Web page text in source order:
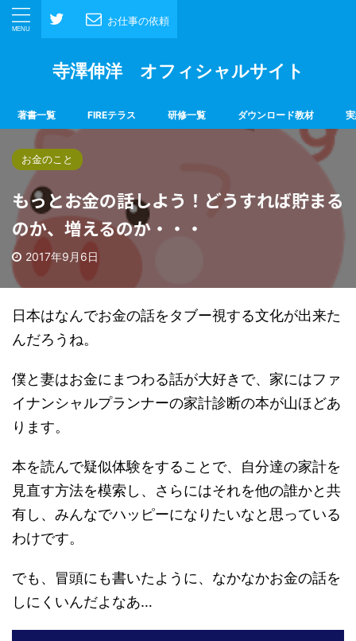
お仕事の依頼
寺澤伸洋 オフィシャルサイト
著書一覧 FIREテラス 研修一覧 ダウンロード教材
お金のこと
もっとお金の話しよう！どうすれば貯まる
のか、増えるのか・・・
2017年9月6日
日本はなんでお金の話をタブー視する文化が出来た
んだろうね。
僕と妻はお金にまつわる話が大好きで、家にはファ
イナンシャルプランナーの家計診断の本が山ほどあ
ります。
本を読んで疑似体験をすることで、自分達の家計を
見直す方法を模索し、さらにはそれを他の誰かと共
有し、みんなでハッピーになりたいなと思っている
わけです。
でも、冒頭にも書いたように、なかなかお金の話を
しにくいんだよなあ…